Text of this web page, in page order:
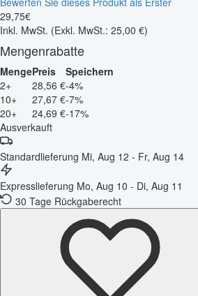
29,75€
Inkl. MwSt. (Exkl. MwSt.: 25,00 €)
Mengenrabatte
MengePreis
Speichern
2+
28,56 €-4%
10+
27,67 €-7%
20+
24,69 €-17%
Ausverkauft
Standardlieferung Mi, Aug 12 - Fr, Aug 14
Expresslieferung Mo, Aug 10 - Di, Aug 11
30 Tage Rückgaberecht